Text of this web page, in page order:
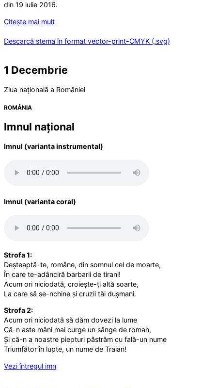
din 19 iulie 2016.
Citește mai mult
Descarcă stema în format vector-print-CMYK (.svg)
1 Decembrie
Ziua națională a României
ROMÂNIA
Imnul național
Imnul (varianta instrumental)
Imnul (varianta coral)
Strofa 1:
Deșteaptă-te, române, din somnul cel de moarte,
În care te-adânciră barbarii de tirani!
Acum ori niciodată, croiește-ți altă soarte,
La care să se-nchine și cruzii tăi dușmani.
Strofa 2:
Acum ori niciodată să dăm dovezi la lume
Că-n aste mâni mai curge un sânge de roman,
Și că-n a noastre piepturi păstrăm cu fală-un nume
Triumfător în lupte, un nume de Traian!
Vezi întregul imn